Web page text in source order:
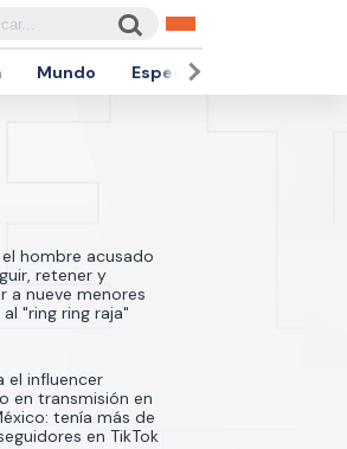
Mundo Espectáculos
hombre acusado
retener y
a nueve menores
"ring ring raja"
el influencer
en transmisión en
tenía más de
en TikTok